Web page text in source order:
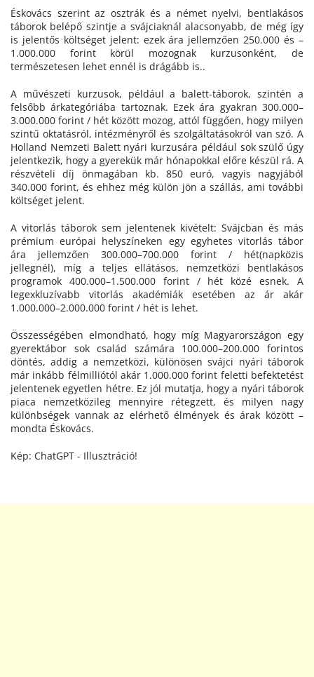
Éskovács szerint az osztrák és a német nyelvi, bentlakásos
táborok belépő szintje a svájciaknál alacsonyabb, de még így
is jelentős költséget jelent: ezek ára jellemzően 250.000 és –
1.000.000 forint körül mozognak kurzusonként, de
természetesen lehet ennél is drágább is..
A művészeti kurzusok, például a balett-táborok, szintén a
felsőbb árkategóriába tartoznak. Ezek ára gyakran 300.000–
3.000.000 forint / hét között mozog, attól függően, hogy milyen
szintű oktatásról, intézményről és szolgáltatásokról van szó. A
Holland Nemzeti Balett nyári kurzusára például sok szülő úgy
jelentkezik, hogy a gyerekük már hónapokkal előre készül rá. A
részvételi díj önmagában kb. 850 euró, vagyis nagyjából
340.000 forint, és ehhez még külön jön a szállás, ami további
költséget jelent.
A vitorlás táborok sem jelentenek kivételt: Svájcban és más
prémium európai helyszíneken egy egyhetes vitorlás tábor
ára jellemzően 300.000–700.000 forint / hét(napközis
jellegnél), míg a teljes ellátásos, nemzetközi bentlakásos
programok 400.000–1.500.000 forint / hét közé esnek. A
legexkluzívabb vitorlás akadémiák esetében az ár akár
1.000.000–2.000.000 forint / hét is lehet.
Összességében elmondható, hogy míg Magyarországon egy
gyerektábor sok család számára 100.000–200.000 forintos
döntés, addig a nemzetközi, különösen svájci nyári táborok
már inkább félmilliótól akár 1.000.000 forint feletti befektetést
jelentenek egyetlen hétre. Ez jól mutatja, hogy a nyári táborok
piaca nemzetközileg mennyire rétegzett, és milyen nagy
különbségek vannak az elérhető élmények és árak között –
mondta Éskovács.
Kép: ChatGPT - Illusztráció!